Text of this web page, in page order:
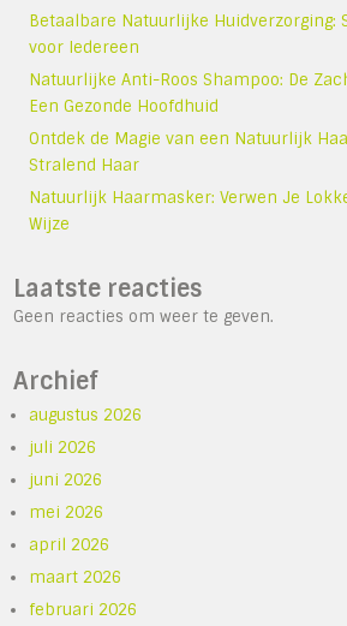
Betaalbare Natuurlijke Huidverzorging:
voor Iedereen
Natuurlijke Anti-Roos Shampoo: De
Een Gezonde Hoofdhuid
Ontdek de Magie van een Natuurlijk
Stralend Haar
Natuurlijk Haarmasker: Verwen Je
Wijze
Laatste reacties
Geen reacties om weer te geven.
Archief
augustus 2026
juli 2026
juni 2026
mei 2026
april 2026
maart 2026
februari 2026